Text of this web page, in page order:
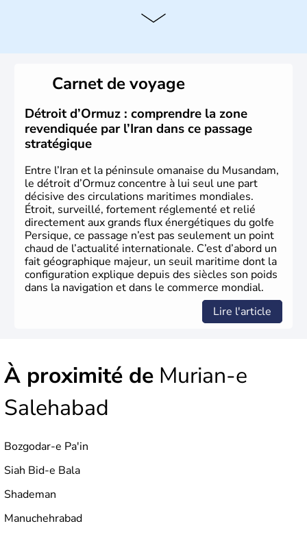
Carnet de voyage
Détroit d’Ormuz : comprendre la zone
revendiquée par l’Iran dans ce passage
stratégique
Entre l’Iran et la péninsule omanaise du Musandam,
le détroit d’Ormuz concentre à lui seul une part
décisive des circulations maritimes mondiales.
Étroit, surveillé, fortement réglementé et relié
directement aux grands flux énergétiques du golfe
Persique, ce passage n’est pas seulement un point
chaud de l’actualité internationale. C’est d’abord un
fait géographique majeur, un seuil maritime dont la
configuration explique depuis des siècles son poids
dans la navigation et dans le commerce mondial.
Lire l'article
À proximité de Murian-e
Salehabad
Bozgodar-e Pa'in
Siah Bid-e Bala
Shademan
Manuchehrabad